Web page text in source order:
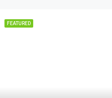
FEATURED